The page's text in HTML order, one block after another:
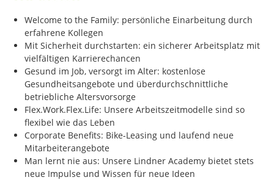
Welcome to the Family: persönliche Einarbeitung durch
erfahrene Kollegen
Mit Sicherheit durchstarten: ein sicherer Arbeitsplatz mit
vielfältigen Karrierechancen
Gesund im Job, versorgt im Alter: kostenlose
Gesundheitsangebote und überdurchschnittliche
betriebliche Altersvorsorge
Flex.Work.Flex.Life: Unsere Arbeitszeitmodelle sind so
flexibel wie das Leben
Corporate Benefits: Bike-Leasing und laufend neue
Mitarbeiterangebote
Man lernt nie aus: Unsere Lindner Academy bietet stets
neue Impulse und Wissen für neue Ideen